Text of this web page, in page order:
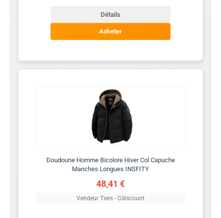
Détails
Acheter
Doudoune Homme Bicolore Hiver Col Capuche
Manches Longues INSFITY
48,41 €
Vendeur Tiers - Cdiscount